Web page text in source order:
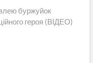
буржуйок
героя (ВІДЕО)